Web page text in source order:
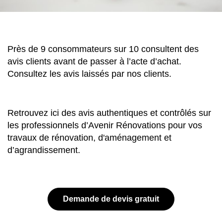
Près de 9 consommateurs sur 10 consultent des
avis clients avant de passer à l’acte d’achat.
Consultez les avis laissés par nos clients.
Retrouvez ici des avis authentiques et contrôlés sur
les professionnels d’Avenir Rénovations pour vos
travaux de rénovation, d'aménagement et
d’agrandissement.
Demande de devis gratuit